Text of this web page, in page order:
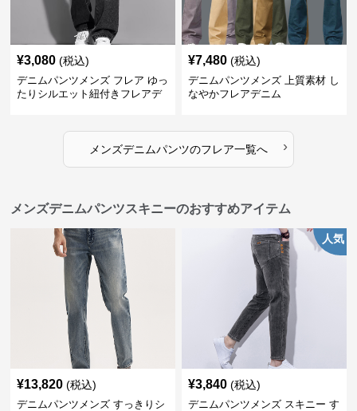
¥3,080 (税込)
デニムパンツメンズ フレア ゆっ
たりシルエット紐付きフレアデ
¥7,480 (税込)
デニムパンツメンズ 上質素材 し
なやかフレアデニム
メンズデニムパンツのフレア一覧へ ›
メンズデニムパンツスキニーのおすすめアイテム
¥13,820 (税込)
デニムパンツメンズ すっきりシ
人気
¥3,840 (税込)
デニムパンツメンズ スキニー す